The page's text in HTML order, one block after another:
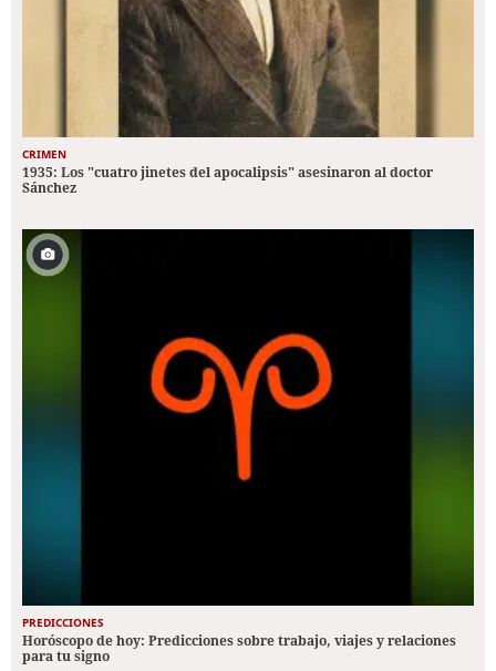
CRIMEN
1935: Los "cuatro jinetes del apocalipsis" asesinaron al doctor
Sánchez
PREDICCIONES
Horóscopo de hoy: Predicciones sobre trabajo, viajes y relaciones
para tu signo